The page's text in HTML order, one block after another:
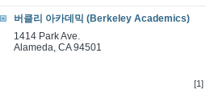
버클리 아카데믹 (Berkeley Academics)
1414 Park Ave.
Alameda, CA 94501
[1]